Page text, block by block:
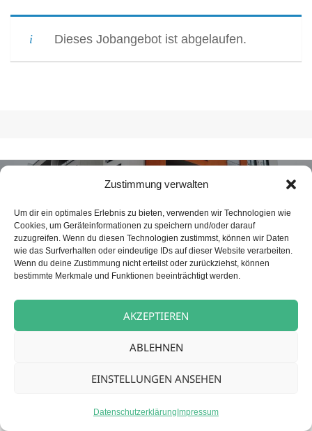
Zustimmung verwalten
Um dir ein optimales Erlebnis zu bieten, verwenden wir Technologien wie
Cookies, um Geräteinformationen zu speichern und/oder darauf
zuzugreifen. Wenn du diesen Technologien zustimmst, können wir Daten
wie das Surfverhalten oder eindeutige IDs auf dieser Website verarbeiten.
Wenn du deine Zustimmung nicht erteilst oder zurückziehst, können
bestimmte Merkmale und Funktionen beeinträchtigt werden.
AKZEPTIEREN
ABLEHNEN
EINSTELLUNGEN ANSEHEN
Datenschutzerklärung Impressum
Dieses Jobangebot ist abgelaufen.
Beitragsnavigation
Beitrag:
Betreuungskraft (m/w/d) für unsere
Tagespflege
Datenschutz Stolz präsentiert von WordPress